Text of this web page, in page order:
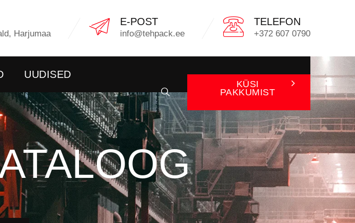
Harjumaa
E-POST
info@tehpack.ee
TELEFON
+372 607 0790
UUDISED
KÜSI
PAKKUMIST